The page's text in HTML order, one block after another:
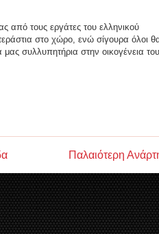
από τους εργάτες του ελληνικού
στο χώρο, ενώ σίγουρα όλοι
συλλυπητήρια στην οικογένεια
Παλαιότερη